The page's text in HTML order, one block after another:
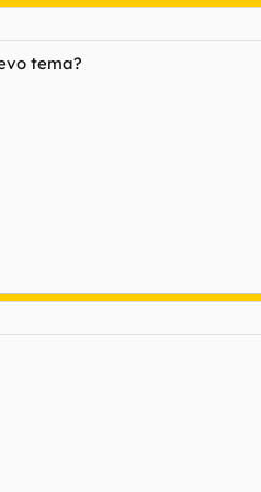
tema?